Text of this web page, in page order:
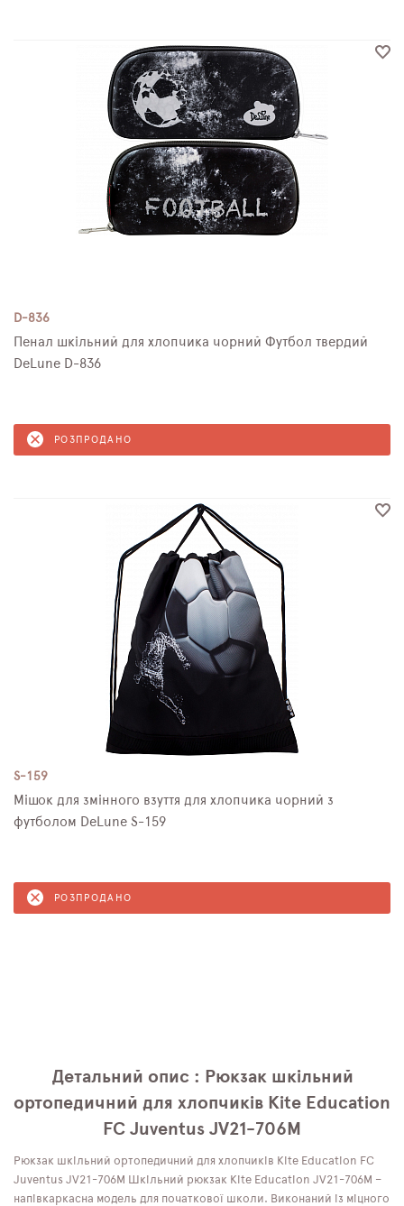
D-836
Пенал шкільний для хлопчика чорний Футбол твердий
DeLune D-836
РОЗПРОДАНО
S-159
Мішок для змінного взуття для хлопчика чорний з
футболом DeLune S-159
РОЗПРОДАНО
Детальний опис : Рюкзак шкільний
ортопедичний для хлопчиків Kite Education
FC Juventus JV21-706M
Рюкзак шкільний ортопедичний для хлопчиків Kite Education FC
Juventus JV21-706M Шкільний рюкзак Kite Education JV21-706M –
напівкаркасна модель для початкової школи. Виконаний із міцного